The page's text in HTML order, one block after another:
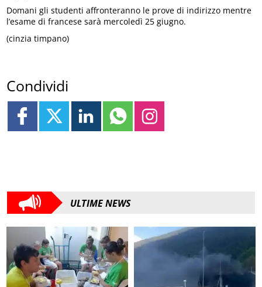
Domani gli studenti affronteranno le prove di indirizzo mentre
l’esame di francese sarà mercoledì 25 giugno.
(cinzia timpano)
Condividi
ULTIME NEWS